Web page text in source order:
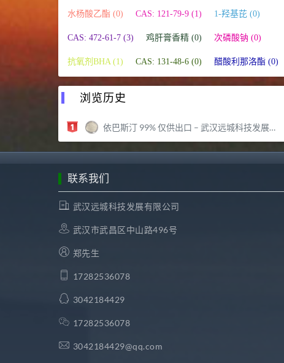
水杨酸乙酯 (0) CAS: 121-79-9 (1) 1-羟基芘 (0)
CAS: 472-61-7 (3) 鸡肝膏香精 (0) 次磷酸钠 (0)
抗氧剂BHA (1) CAS: 131-48-6 (0) 醋酸利那洛酯 (0)
浏览历史
依巴斯汀 99% 仅供出口 – 武汉远城科技发展有限公司
联系我们
武汉远城科技发展有限公司
武汉市武昌区中山路496号
郑先生
17282536078
3042184429
17282536078
3042184429@qq.com